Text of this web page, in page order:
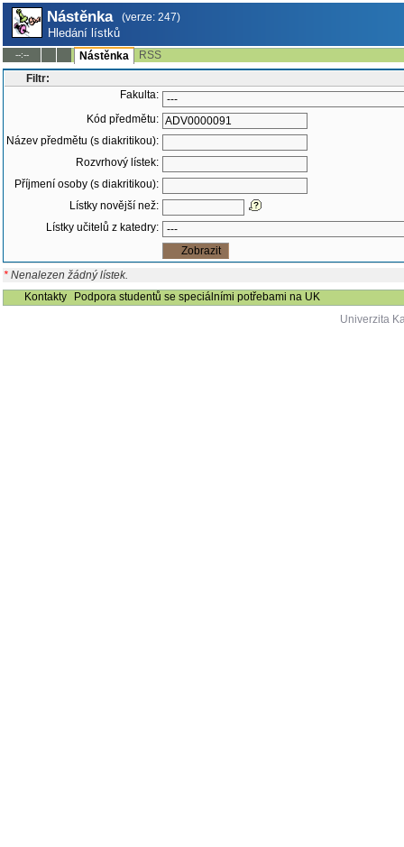
Nástěnka (verze: 247)
Hledání lístků
--:-- Nástěnka
RSS
Filtr:
Fakulta:
Kód předmětu:
Název předmětu (s diakritikou):
Rozvrhový lístek:
Příjmení osoby (s diakritikou):
Lístky novější než:
Lístky učitelů z katedry:
* Nenalezen žádný lístek.
Kontakty
Podpora studentů se speciálními potřebami na UK
Univerzita